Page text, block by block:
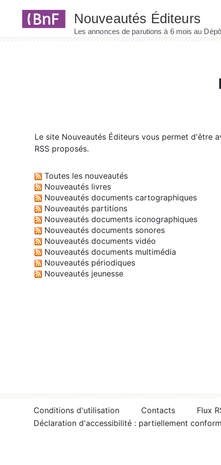
Le site Nouveautés Éditeurs vous permet d'être
RSS proposés.
Toutes les nouveautés
Nouveautés livres
Nouveautés documents cartographiques
Nouveautés partitions
Nouveautés documents iconographiques
Nouveautés documents sonores
Nouveautés documents vidéo
Nouveautés documents multimédia
Nouveautés périodiques
Nouveautés jeunesse
Conditions d'utilisation Contacts
Flux
Déclaration d'accessibilité : partiellement